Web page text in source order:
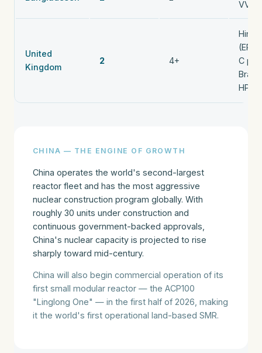
United
Kingdom
2 4+
C
CHINA — THE ENGINE OF GROWTH
China operates the world's second-largest
reactor fleet and has the most aggressive
nuclear construction program globally. With
roughly 30 units under construction and
continuous government-backed approvals,
China's nuclear capacity is projected to rise
sharply toward mid-century.
China will also begin commercial operation of its
first small modular reactor — the ACP100
"Linglong One" — in the first half of 2026, making
it the world's first operational land-based SMR.